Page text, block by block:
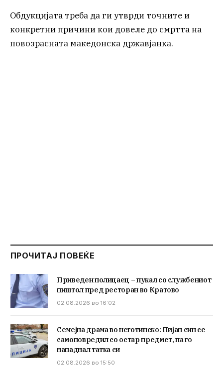
Обдукцијата треба да ги утврди точните и
конкретни причини кои довеле до смртта на
повозрасната македонска државјанка.
ПРОЧИТАЈ ПОВЕЌЕ
Приведен полицаец – пукал со службениот
пиштол пред ресторан во Кратово
02.08.2026 во 16:02
Семејна драма во неготинско: Пијан син се
самоповредил со остар предмет, па го
нападнал татка си
02.08.2026 во 15:50